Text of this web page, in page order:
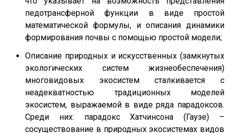
педотрансферной функции в виде простой
математической формулы, и описания динамики
формирования почвы с помощью простой модели;
Описание природных и искусственных (замкнутых
экологических систем жизнеобеспечения)
многовидовых экосистем сталкивается с
неадекватностью традиционных моделей
экосистем, выражаемой в виде ряда парадоксов.
Среди них: парадокс Хатчинсона (Гаузе) –
сосуществование в природных экосистемах видов